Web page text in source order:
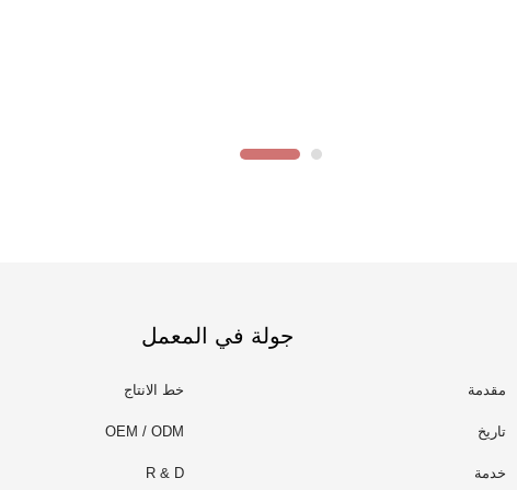
مقدمة
تاريخ
خدمة
جولة في المعمل
خط الانتاج
OEM / ODM
R & D